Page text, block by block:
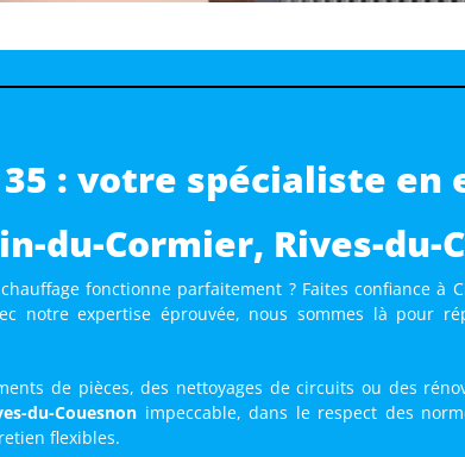
35 : votre spécialiste
du-Cormier, Rives-du-
fonctionne parfaitement ? Faites confiance à
notre expertise éprouvée, nous sommes là pour
de pièces, des nettoyages de circuits ou des
du-Couesnon impeccable, dans le respect des
flexibles.